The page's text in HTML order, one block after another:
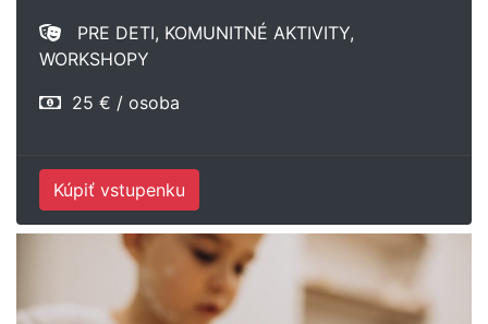
PRE DETI, KOMUNITNÉ AKTIVITY,
WORKSHOPY
25 € / osoba
Kúpiť vstupenku